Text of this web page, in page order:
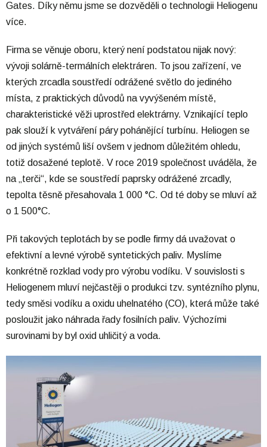
Gates. Díky němu jsme se dozvěděli o technologii Heliogenu
více.
Firma se věnuje oboru, který není podstatou nijak nový:
vývoji solárně-termálních elektráren. To jsou zařízení, ve
kterých zrcadla soustředí odrážené světlo do jediného
místa, z praktických důvodů na vyvýšeném místě,
charakteristické věži uprostřed elektrárny. Vznikající teplo
pak slouží k vytváření páry pohánějící turbínu. Heliogen se
od jiných systémů liší ovšem v jednom důležitém ohledu,
totiž dosažené teplotě. V roce 2019 společnost uváděla, že
na „terči“, kde se soustředí paprsky odrážené zrcadly,
tepolta těsně přesahovala 1 000 °C. Od té doby se mluví až
o 1 500°C.
Při takových teplotách by se podle firmy dá uvažovat o
efektivní a levné výrobě syntetických paliv. Myslíme
konkrétně rozklad vody pro výrobu vodíku. V souvislosti s
Heliogenem mluví nejčastěji o produkci tzv. syntézního plynu,
tedy směsi vodíku a oxidu uhelnatého (CO), která může také
posloužit jako náhrada řady fosilních paliv. Výchozími
surovinami by byl oxid uhličitý a voda.